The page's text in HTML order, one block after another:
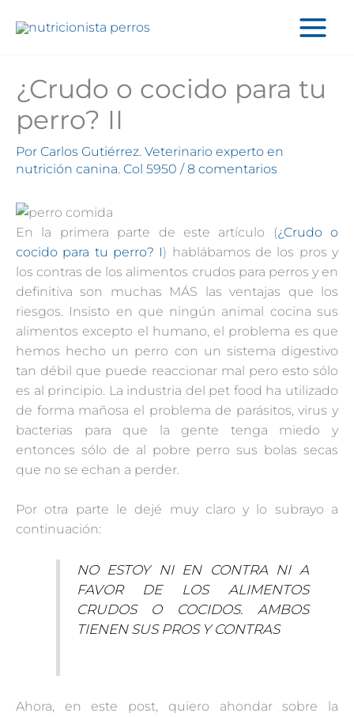
¿Crudo o cocido para tu
perro? II
Por Carlos Gutiérrez. Veterinario experto en
nutrición canina. Col 5950 / 8 comentarios
En la primera parte de este artículo (¿Crudo o
cocido para tu perro? I) hablábamos de los pros y
los contras de los alimentos crudos para perros y en
definitiva son muchas MÁS las ventajas que los
riesgos. Insisto en que ningún animal cocina sus
alimentos excepto el humano, el problema es que
hemos hecho un perro con un sistema digestivo
tan débil que puede reaccionar mal pero esto sólo
es al principio. La industria del pet food ha utilizado
de forma mañosa el problema de parásitos, virus y
bacterias para que la gente tenga miedo y
entonces sólo de al pobre perro sus bolas secas
que no se echan a perder.
Por otra parte le dejé muy claro y lo subrayo a
continuación:
NO ESTOY NI EN CONTRA NI A
FAVOR DE LOS ALIMENTOS
CRUDOS O COCIDOS. AMBOS
TIENEN SUS PROS Y CONTRAS
Ahora, en este post, quiero ahondar sobre la